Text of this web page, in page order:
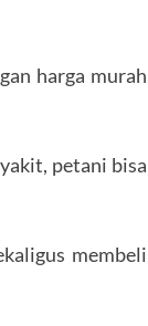
harga murah
petani bisa
membeli